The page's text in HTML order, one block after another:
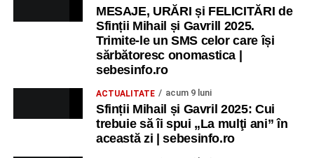
MESAJE, URĂRI și FELICITĂRI de
Sfinții Mihail și Gavrill 2025.
Trimite-le un SMS celor care își
sărbătoresc onomastica |
sebesinfo.ro
ACTUALITATE acum 9 luni
Sfinții Mihail și Gavril 2025: Cui
trebuie să îi spui „La mulţi ani” în
această zi | sebesinfo.ro